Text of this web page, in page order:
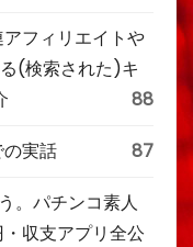
フィリエイトや
(検索された)キ
88
実話 87
。パチンコ素人
収支アプリ全公